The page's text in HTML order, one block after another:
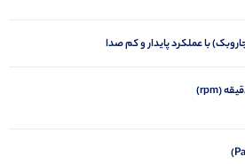
با عملکرد پایدار و کم صدا